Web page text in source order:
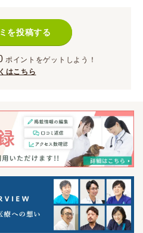
を投稿する
ポイント をゲットしよう！
はこちら